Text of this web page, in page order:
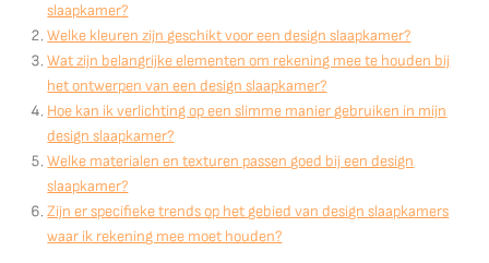
slaapkamer?
Welke kleuren zijn geschikt voor een design slaapkamer?
Wat zijn belangrijke elementen om rekening mee te houden bij
het ontwerpen van een design slaapkamer?
Hoe kan ik verlichting op een slimme manier gebruiken in mijn
design slaapkamer?
Welke materialen en texturen passen goed bij een design
slaapkamer?
Zijn er specifieke trends op het gebied van design slaapkamers
waar ik rekening mee moet houden?